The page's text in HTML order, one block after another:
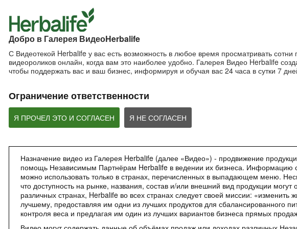
Добро в Галерея ВидеоHerbalife
С Видеотекой Herbalife у вас есть возможность в любое время просматривать сотни
видеороликов онлайн, когда вам это наиболее удобно. Галерея Видео Herbalife
чтобы поддержать вас и ваш бизнес, информируя и обучая вас 24 часа в сутки 7
Ограничение ответственности
Я ПРОЧЕЛ ЭТО И СОГЛАСЕН Я НЕ СОГЛАСЕН
Назначение видео из Галерея Herbalife (далее «Видео») - продвижение
помощь Независимым Партнёрам Herbalife в ведении их бизнеса. Информацию с
можно использовать только в странах, перечисленных в выпадающем меню.
что доступность на рынке, названия, состав и/или внешний вид продукции могут
различных странах, Herbalife во всех странах следует своей миссии: «изменить
лучшему, предоставляя им одни из лучших продуктов для сбалансированного
контроля веса и предлагая им один из лучших вариантов бизнеса прямых
Ночной крем Herbalife SKIN
1:56:59
Антивозрастная сыворотка
1:42:21
ВЕБИНАРЫ
1:48:24
Вебинар «Галерея
Красоты как бизнес-
инструмент»
Практическое применение
уникального проекта в работе
35:00
Обучающее приложение
HN GROW
Вы узнаете ВСЕ о новом
обучающем инструменте –
приложении HN GROW.
Вебинар «Digital-
инструменты»
Marketing в котором
ВСЕ о digital-